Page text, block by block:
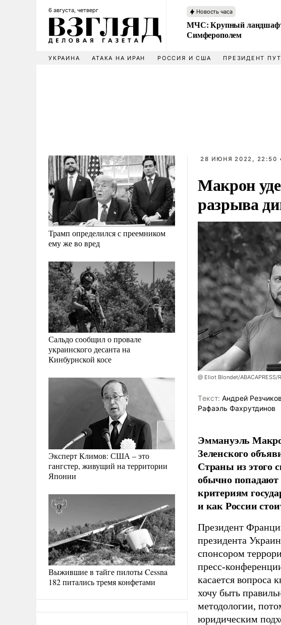
6 августа, четверг Новость часа
МЧС: Крупный
Симферополем
УКРАИНА АТАКА НА ИРАН РОССИЯ И США ПРЕЗИДЕНТ
Трамп определился с преемником
ему же во вред
Сальдо сообщил о провале
украинского десанта на
Кинбурнской косе
Эксперт Климов: США – это
гангстер, живущий на территории
Японии
Выжившие в тайге пилоты Cessna
182 питались тремя конфетами
28 ИЮНЯ 2022, 22:50
Макрон
разрыва
@ Eliot Blondet/ABACAPRESS/
Tекст: Андрей
Рафаэль Фахрутдинов
Эммануэль
Зеленского
Страны из этого
обычно
критериям
и как России
Президент
президента
спонсором
пресс-
касается вопроса
хочу быть
методологии,
юридическим